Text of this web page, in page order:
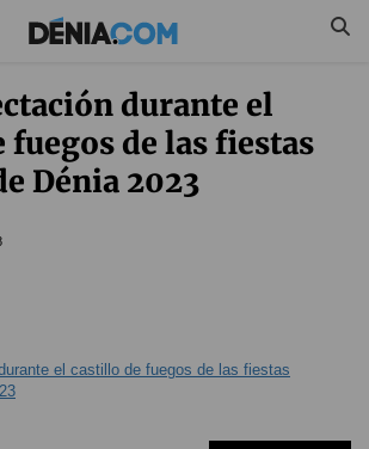
durante el
de las fiestas
Dénia 2023